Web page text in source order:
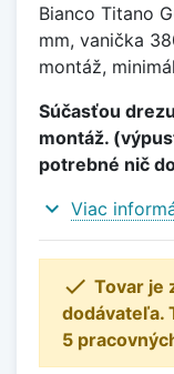
Bianco Titano
mm, vanička
montáž,
Súčasťou
montáž.
potrebné nič
expand_more Viac
 Tovar je
dodávateľa.
5